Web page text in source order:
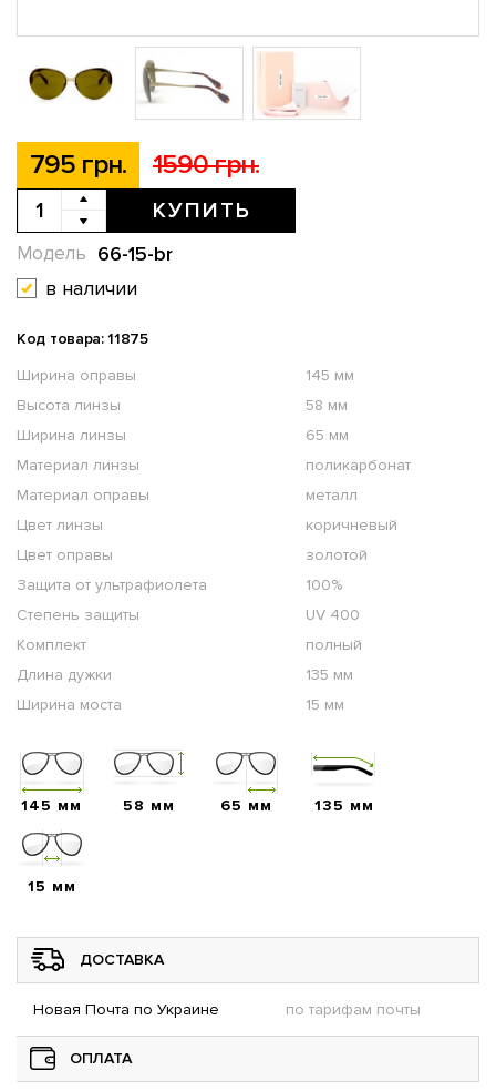
795 грн. 1590 грн.
КУПИТЬ
66-15-br
Модель
в наличии
Код товара: 11875
Ширина оправы
145 мм
Высота линзы
58 мм
Ширина линзы
65 мм
Материал линзы
поликарбонат
Материал оправы
металл
Цвет линзы
коричневый
Цвет оправы
золотой
Защита от ультрафиолета
100%
Степень защиты
UV 400
Комплект
полный
Длина дужки
135 мм
Ширина моста
15 мм
145 мм 58 мм 65 мм 135 мм
15 мм
ДОСТАВКА
Новая Почта по Украине по тарифам почты
ОПЛАТА